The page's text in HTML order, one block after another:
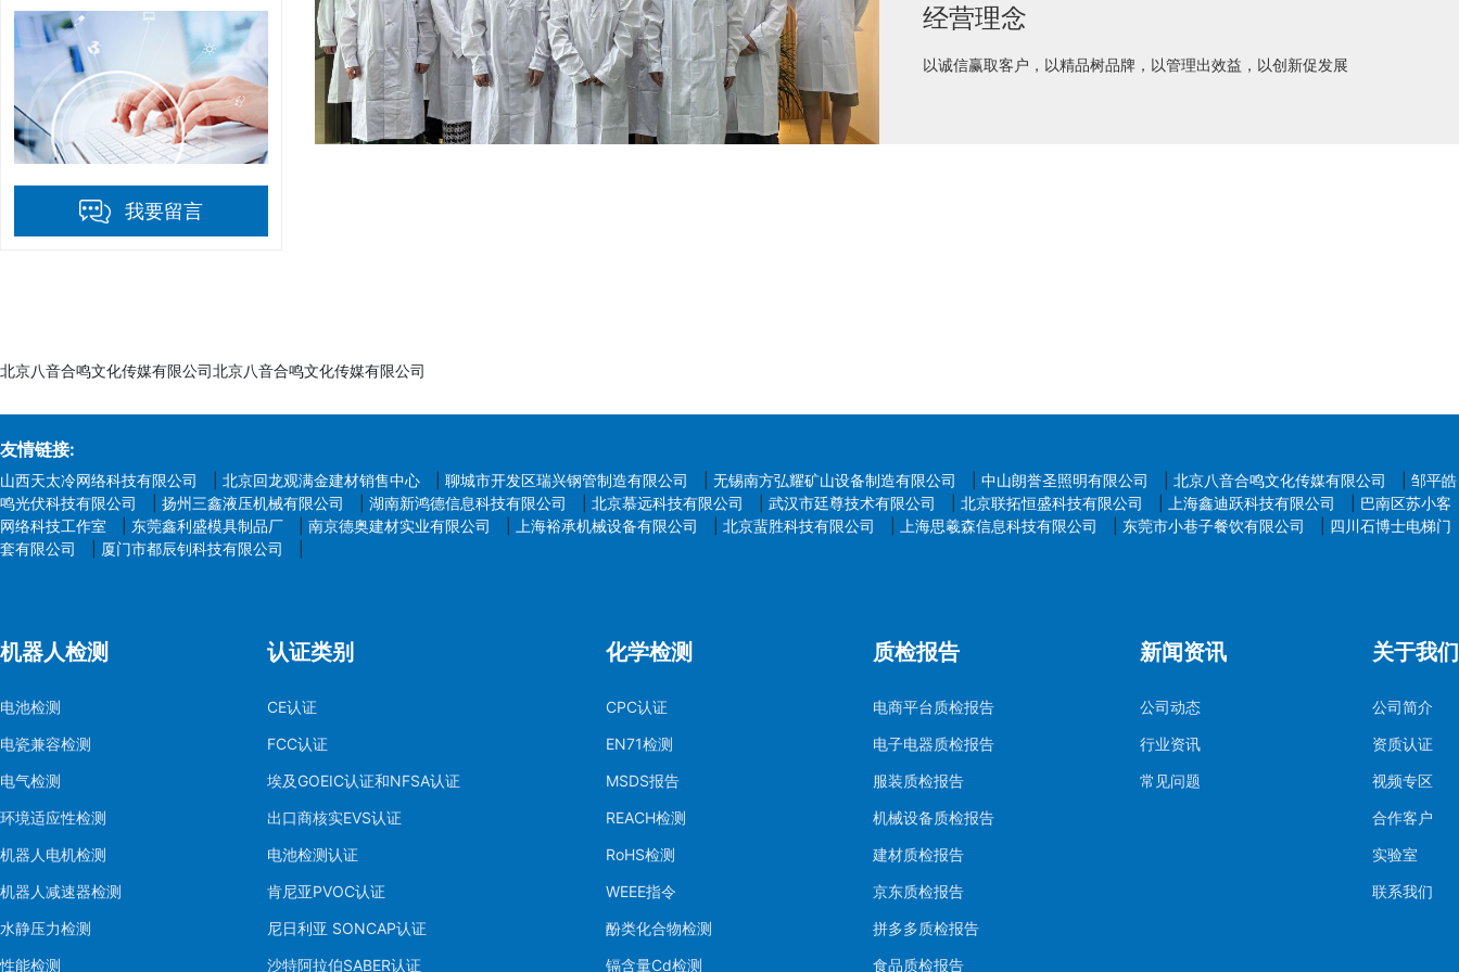
我要留言
经营理念
以诚信赢取客户，以精品树品牌，以管理出效益，以创新促发展
北京八音合鸣文化传媒有限公司北京八音合鸣文化传媒有限公司
友情链接:
山西天太冷网络科技有限公司 北京回龙观满金建材销售中心 聊城市开发区瑞兴钢管制造有限公司 无锡南方弘耀矿山设备制造有限公司 中山朗誉圣照明有限公司 北京八音合鸣文化传媒有限公司
邹平皓
鸣光伏科技有限公司
扬州三鑫液压机械有限公司 湖南新鸿德信息科技有限公司 北京慕远科技有限公司 武汉市廷尊技术有限公司 北京联拓恒盛科技有限公司 上海鑫迪跃科技有限公司
巴南区苏小客
网络科技工作室
东莞鑫利盛模具制品厂 南京德奥建材实业有限公司 上海裕承机械设备有限公司 北京蜚胜科技有限公司 上海思羲森信息科技有限公司 东莞市小巷子餐饮有限公司
四川石博士电梯门
套有限公司
厦门市都辰钊科技有限公司
机器人检测
电池检测
电瓷兼容检测
电气检测
环境适应性检测
机器人电机检测
机器人减速器检测
水静压力检测
性能检测
认证类别
CE认证
FCC认证
埃及GOEIC认证和NFSA认证
出口商核实EVS认证
电池检测认证
肯尼亚PVOC认证
尼日利亚 SONCAP认证
沙特阿拉伯SABER认证
化学检测
CPC认证
EN71检测
MSDS报告
REACH检测
RoHS检测
WEEE指令
酚类化合物检测
镉含量Cd检测
质检报告
电商平台质检报告
电子电器质检报告
服装质检报告
机械设备质检报告
建材质检报告
京东质检报告
拼多多质检报告
食品质检报告
新闻资讯
公司动态
行业资讯
常见问题
关于我们
公司简介
资质认证
视频专区
合作客户
实验室
联系我们